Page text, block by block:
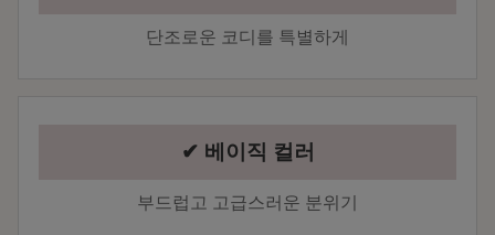
단조로운 코디를 특별하게
✔ 베이직 컬러
부드럽고 고급스러운 분위기